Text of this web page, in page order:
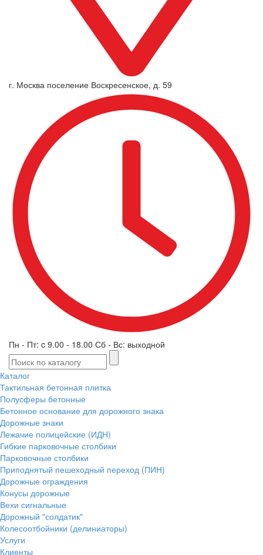
г. Москва поселение Воскресенское, д. 59
Пн - Пт: c 9.00 - 18.00 Сб - Вс: выходной
Каталог
Тактильная бетонная плитка
Полусферы бетонные
Бетонное основание для дорожного знака
Дорожные знаки
Лежачие полицейские (ИДН)
Гибкие парковочные столбики
Парковочные столбики
Приподнятый пешеходный переход (ПИН)
Дорожные ограждения
Конусы дорожные
Вехи сигнальные
Дорожный "солдатик"
Колесоотбойники (делиниаторы)
Услуги
Клиенты